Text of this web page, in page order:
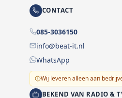
CONTACT
085-3036150
info@beat-it.nl
WhatsApp
Wij leveren alleen aan
BEKEND VAN RADIO &